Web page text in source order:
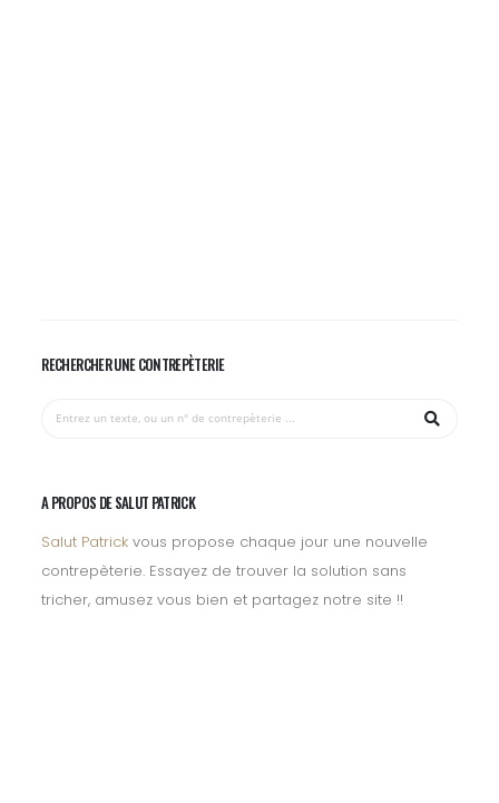
RECHERCHER UNE CONTREPÈTERIE
A PROPOS DE SALUT PATRICK
Salut Patrick vous propose chaque jour une nouvelle
contrepèterie. Essayez de trouver la solution sans
tricher, amusez vous bien et partagez notre site !!